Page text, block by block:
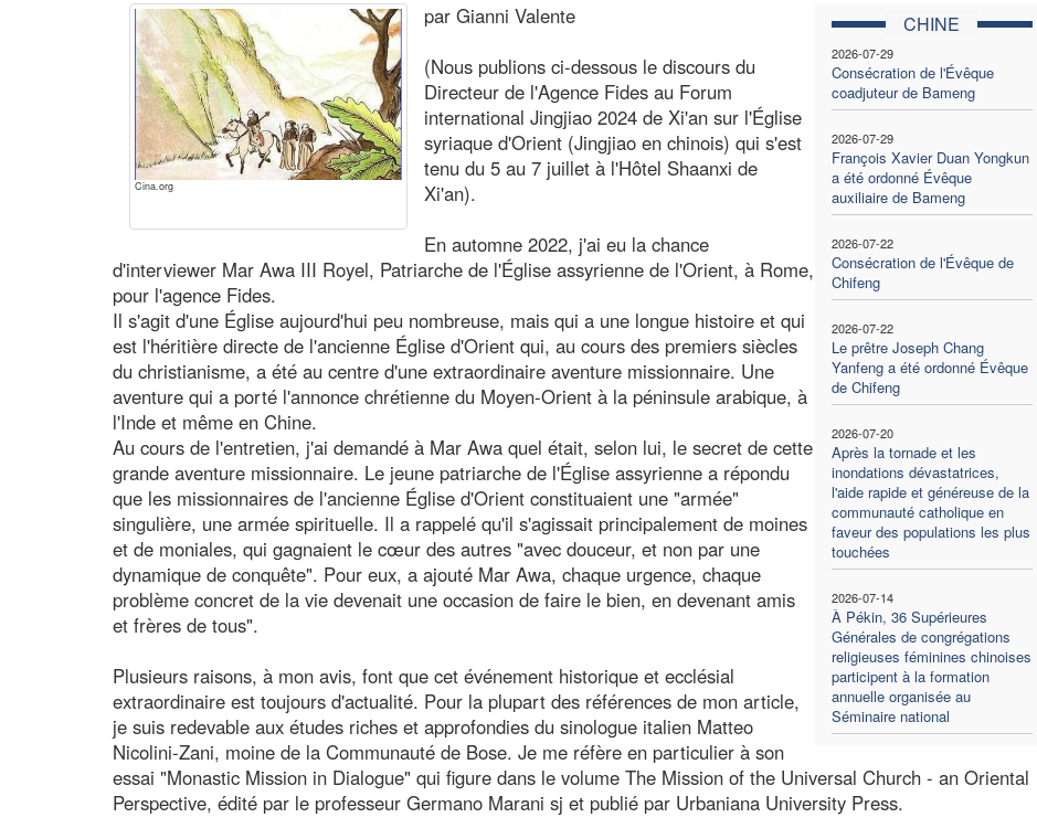
Cina.org
CHINE
2026-07-29
Consécration de l'Évêque
coadjuteur de Bameng
2026-07-29
François Xavier Duan Yongkun
a été ordonné Évêque
auxiliaire de Bameng
2026-07-22
Consécration de l'Évêque de
Chifeng
2026-07-22
Le prêtre Joseph Chang
Yanfeng a été ordonné Évêque
de Chifeng
2026-07-20
Après la tornade et les
inondations dévastatrices,
l'aide rapide et généreuse de la
communauté catholique en
faveur des populations les plus
touchées
2026-07-14
À Pékin, 36 Supérieures
Générales de congrégations
religieuses féminines chinoises
participent à la formation
annuelle organisée au
Séminaire national
par Gianni Valente
(Nous publions ci-dessous le discours du
Directeur de l'Agence Fides au Forum
international Jingjiao 2024 de Xi'an sur l'Église
syriaque d'Orient (Jingjiao en chinois) qui s'est
tenu du 5 au 7 juillet à l'Hôtel Shaanxi de
Xi'an).
En automne 2022, j'ai eu la chance
d'interviewer Mar Awa III Royel, Patriarche de l'Église assyrienne de l'Orient, à Rome,
pour l'agence Fides.
Il s'agit d'une Église aujourd'hui peu nombreuse, mais qui a une longue histoire et qui
est l'héritière directe de l'ancienne Église d'Orient qui, au cours des premiers siècles
du christianisme, a été au centre d'une extraordinaire aventure missionnaire. Une
aventure qui a porté l'annonce chrétienne du Moyen-Orient à la péninsule arabique, à
l'Inde et même en Chine.
Au cours de l'entretien, j'ai demandé à Mar Awa quel était, selon lui, le secret de cette
grande aventure missionnaire. Le jeune patriarche de l'Église assyrienne a répondu
que les missionnaires de l'ancienne Église d'Orient constituaient une "armée"
singulière, une armée spirituelle. Il a rappelé qu'il s'agissait principalement de moines
et de moniales, qui gagnaient le cœur des autres "avec douceur, et non par une
dynamique de conquête". Pour eux, a ajouté Mar Awa, chaque urgence, chaque
problème concret de la vie devenait une occasion de faire le bien, en devenant amis
et frères de tous".
Plusieurs raisons, à mon avis, font que cet événement historique et ecclésial
extraordinaire est toujours d'actualité. Pour la plupart des références de mon article,
je suis redevable aux études riches et approfondies du sinologue italien Matteo
Nicolini-Zani, moine de la Communauté de Bose. Je me réfère en particulier à son
essai "Monastic Mission in Dialogue" qui figure dans le volume The Mission of the Universal Church - an Oriental
Perspective, édité par le professeur Germano Marani sj et publié par Urbaniana University Press.